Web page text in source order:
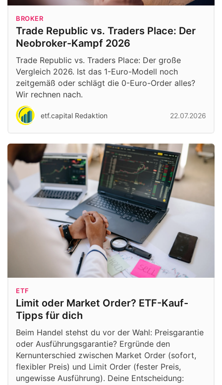
BROKER
Trade Republic vs. Traders Place: Der
Neobroker-Kampf 2026
Trade Republic vs. Traders Place: Der große
Vergleich 2026. Ist das 1-Euro-Modell noch
zeitgemäß oder schlägt die 0-Euro-Order alles?
Wir rechnen nach.
etf.capital Redaktion 22.07.2026
ETF
Limit oder Market Order? ETF-Kauf-
Tipps für dich
Beim Handel stehst du vor der Wahl: Preisgarantie
oder Ausführungsgarantie? Ergründe den
Kernunterschied zwischen Market Order (sofort,
flexibler Preis) und Limit Order (fester Preis,
ungewisse Ausführung). Deine Entscheidung: